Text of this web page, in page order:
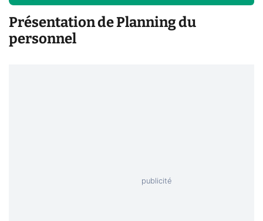
Présentation de Planning du
personnel